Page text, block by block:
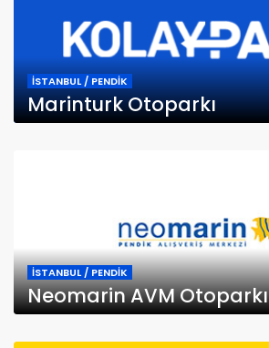
İSTANBUL / PENDİK
Marinturk Otoparkı
İSTANBUL / PENDİK
Neomarin AVM Otoparkı